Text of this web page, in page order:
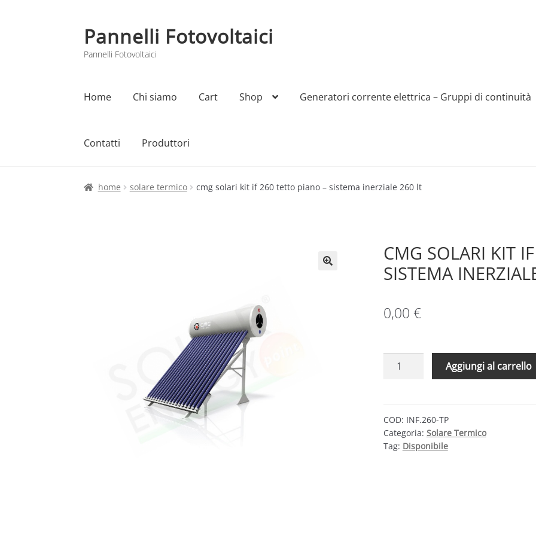
Vai
alla
navigazione
Vai
al
contenuto
Pannelli Fotovoltaici
Pannelli Fotovoltaici
Home Chi siamo Cart Shop Generatori corrente elettrica – Gruppi di continuità
Contatti Produttori
Home Cart Checkout Chi siamo ContattiMy account Produttori Sample Page
home solare termico cmg solari kit if 260 tetto piano – sistema inerziale 260 lt
CMG SOLARI KIT
SISTEMA
0,00 €
CMG
260
TETTO
PIANO
Aggiungi al carrello
COD: INF.260-TP
Categoria: Solare Termico
Tag: Disponibile